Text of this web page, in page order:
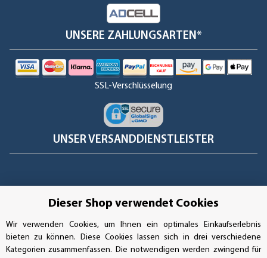
UNSERE ZAHLUNGSARTEN*
SSL-Verschlüsselung
UNSER VERSANDDIENSTLEISTER
Dieser Shop verwendet Cookies
Wir verwenden Cookies, um Ihnen ein optimales Einkaufserlebnis
bieten zu können. Diese Cookies lassen sich in drei verschiedene
Kategorien zusammenfassen. Die notwendigen werden zwingend für